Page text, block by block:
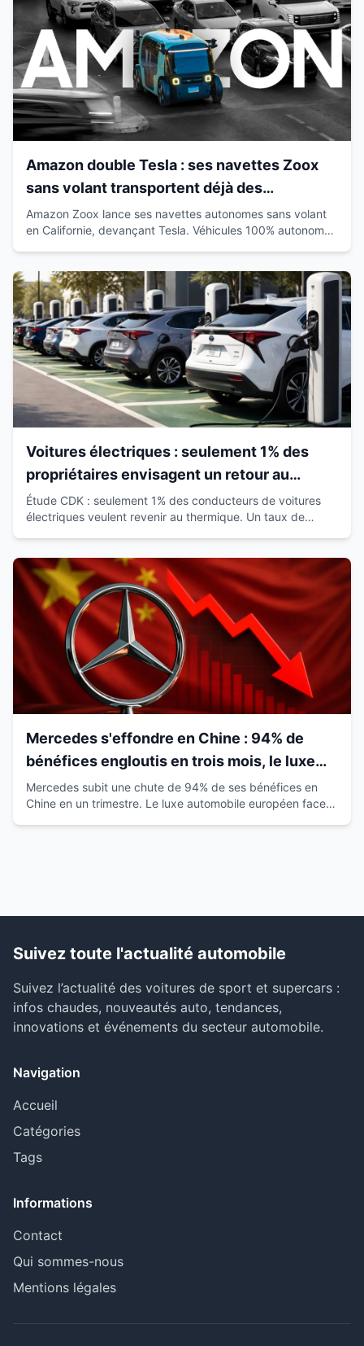
Amazon double Tesla : ses navettes Zoox
sans volant transportent déjà des
passagers en Californie
Amazon Zoox lance ses navettes autonomes sans volant
en Californie, devançant Tesla. Véhicules 100% autonomes
Voitures électriques : seulement 1% des
propriétaires envisagent un retour au
thermique
Étude CDK : seulement 1% des conducteurs de voitures
électriques veulent revenir au thermique. Un taux de
Mercedes s'effondre en Chine : 94% de
bénéfices engloutis en trois mois, le luxe
européen vacille
Mercedes subit une chute de 94% de ses bénéfices en
Chine en un trimestre. Le luxe automobile européen face à
Suivez toute l'actualité automobile
Suivez l’actualité des voitures de sport et supercars :
infos chaudes, nouveautés auto, tendances,
innovations et événements du secteur automobile.
Navigation
Accueil
Catégories
Tags
Informations
Contact
Qui sommes-nous
Mentions légales